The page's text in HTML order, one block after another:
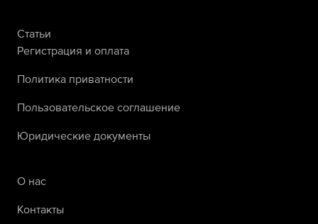
Статьи
Регистрация и оплата
Политика приватности
Пользовательское соглашение
Юридические документы
О нас
Контакты